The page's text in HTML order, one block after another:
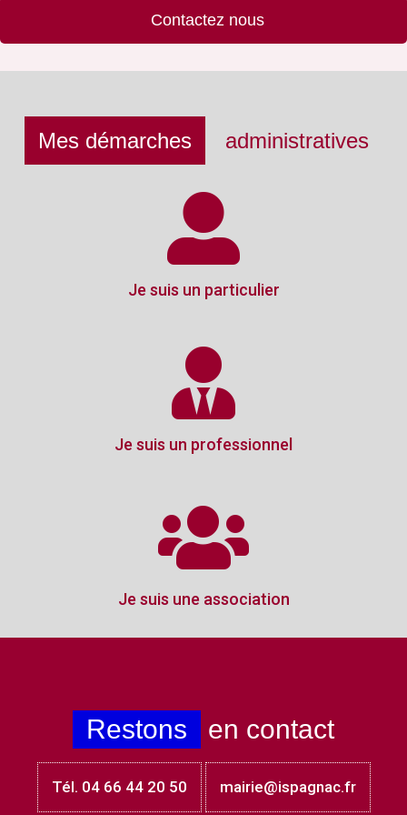
Contactez nous
Mes démarches administratives
Je suis un particulier
Je suis un professionnel
Je suis une association
Restons en contact
Tél. 04 66 44 20 50 mairie@ispagnac.fr